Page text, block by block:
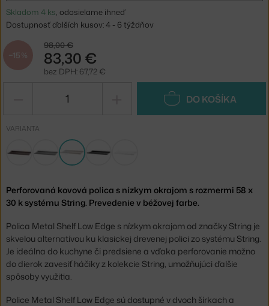
Skladom 4 ks, odosielame ihneď
Dostupnosť ďalších kusov: 4 - 6 týždňov
−15 %
98,00 €
83,30 €
bez DPH: 67,72 €
DO KOŠÍKA
VARIANTA
Perforovaná kovová polica s nízkym okrajom s rozmermi 58 x
30 k systému String. Prevedenie v béžovej farbe.
Polica Metal Shelf Low Edge s nízkym okrajom od značky String je
skvelou alternatívou ku klasickej drevenej polici zo systému String.
Je ideálna do kuchyne či predsiene a vďaka perforovanie možno
do dierok zavesiť háčiky z kolekcie String, umožňujúci ďalšie
spôsoby využitia.
Police Metal Shelf Low Edge sú dostupné v dvoch šírkach a